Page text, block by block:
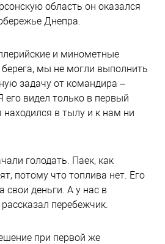
область он оказался
Днепра.
и минометные
мы не могли выполнить
задачу от командира –
видел только в первый
в тылу и к нам ни
голодать. Паек, как
потому что топлива нет. Его
свои деньги. А у нас в
перебежчик.
при первой же